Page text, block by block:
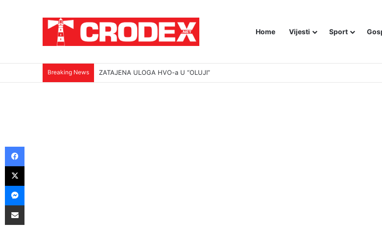
Home Vijesti Sport
Breaking News ZATAJENA ULOGA HVO-a U “OLUJI”
Facebook
X
Messenger
Podijeli putem E-maila